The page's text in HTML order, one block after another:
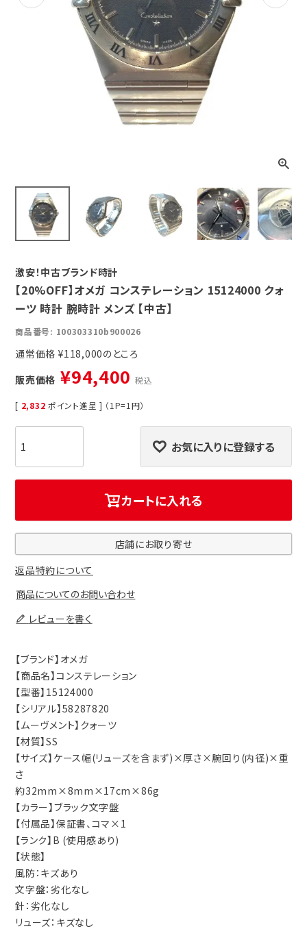
Previous Next
激安！中古ブランド時計
【20%OFF】オメガ コンステレーション 15124000 クォ
ーツ 時計 腕時計 メンズ 【中古】
商品番号 100303310b900026
通常価格 ¥118,000
販売価格 ¥94,400 税込
[ 2,832 ポイント進呈 ] （1P=1円）
お気に入りに登録する
カートに入れる
店舗にお取り寄せ
返品特約について
商品についてのお問い合わせ
レビューを書く
【ブランド】オメガ
【商品名】コンステレーション
【型番】15124000
【シリアル】58287820
【ムーヴメント】クォーツ
【材質】SS
【サイズ】ケース幅(リューズを含まず)×厚さ×腕回り(内径)×重
さ
約32mm×8mm×17cm×86g
【カラー】ブラック文字盤
【付属品】保証書、コマ×1
【ランク】B (使用感あり)
【状態】
風防：キズあり
文字盤：劣化なし
針：劣化なし
リューズ：キズなし